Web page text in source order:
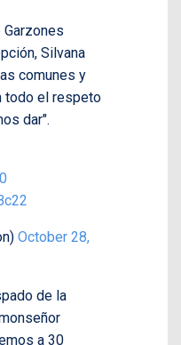
Silvana
comunes y
todo el respeto
dar".
October 28,
de la
a 30